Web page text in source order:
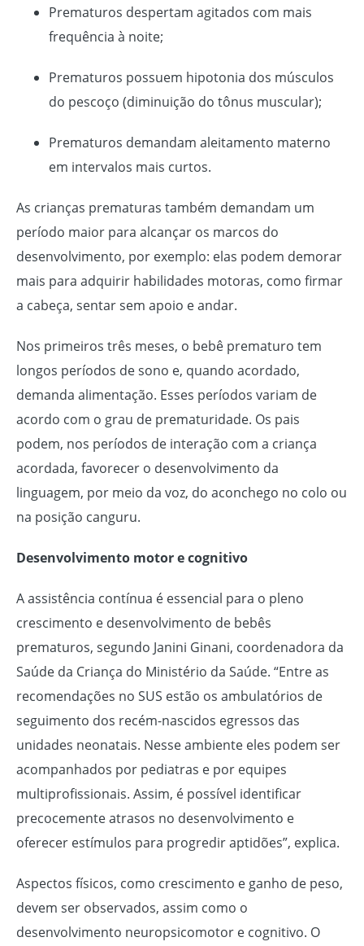
Prematuros despertam agitados com mais
frequência à noite;
Prematuros possuem hipotonia dos músculos
do pescoço (diminuição do tônus muscular);
Prematuros demandam aleitamento materno
em intervalos mais curtos.
As crianças prematuras também demandam um
período maior para alcançar os marcos do
desenvolvimento, por exemplo: elas podem demorar
mais para adquirir habilidades motoras, como firmar
a cabeça, sentar sem apoio e andar.
Nos primeiros três meses, o bebê prematuro tem
longos períodos de sono e, quando acordado,
demanda alimentação. Esses períodos variam de
acordo com o grau de prematuridade. Os pais
podem, nos períodos de interação com a criança
acordada, favorecer o desenvolvimento da
linguagem, por meio da voz, do aconchego no colo ou
na posição canguru.
Desenvolvimento motor e cognitivo
A assistência contínua é essencial para o pleno
crescimento e desenvolvimento de bebês
prematuros, segundo Janini Ginani, coordenadora da
Saúde da Criança do Ministério da Saúde. “Entre as
recomendações no SUS estão os ambulatórios de
seguimento dos recém-nascidos egressos das
unidades neonatais. Nesse ambiente eles podem ser
acompanhados por pediatras e por equipes
multiprofissionais. Assim, é possível identificar
precocemente atrasos no desenvolvimento e
oferecer estímulos para progredir aptidões”, explica.
Aspectos físicos, como crescimento e ganho de peso,
devem ser observados, assim como o
desenvolvimento neuropsicomotor e cognitivo. O